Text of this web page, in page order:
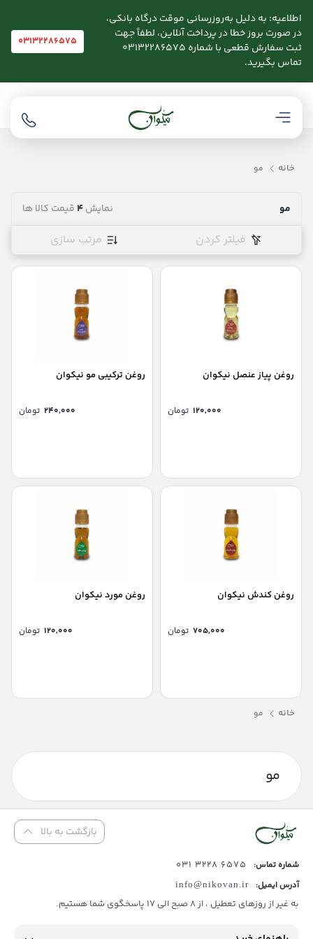
اطلاعیه: به دلیل به‌روزرسانی موقت درگاه بانکی،
در صورت بروز خطا در پرداخت آنلاین، لطفاً جهت
ثبت سفارش قطعی با شماره 03132286575
تماس بگیرید.
03132286575
خانه مو
مو نمایش4قیمت کالا ها
فیلتر کردن مرتب سازی
روغن پیاز عنصل نیکوان
۱۲۰,۰۰۰ تومان
روغن ترکیبی مو نیکوان
۲۴۰,۰۰۰ تومان
روغن کندش نیکوان
۷۰۵,۰۰۰ تومان
روغن مورد نیکوان
۱۲۰,۰۰۰ تومان
خانه مو
مو
بازگشت به بالا
شماره تماس: 6575 3228 031
آدرس ایمیل: info@nikovan.ir
به غیر از روزهای تعطیل ، از 8 صبح الی 17 پاسخگوی شما هستیم.